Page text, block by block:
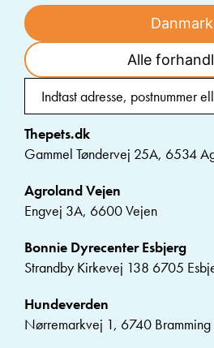
Danmark
Alle
Thepets.dk
Gammel Tøndervej 25A, 6534
Agroland Vejen
Engvej 3A, 6600 Vejen
Bonnie Dyrecenter Esbjerg
Strandby Kirkevej 138 6705
Hundeverden
Nørremarkvej 1, 6740 Bramming